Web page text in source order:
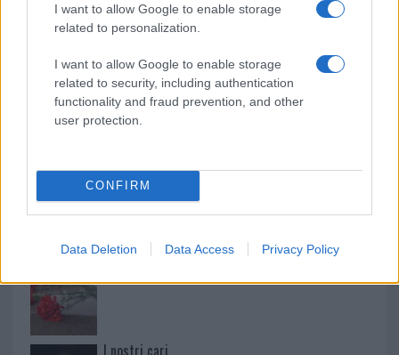
I want to allow Google to enable storage
related to personalization.
I want to allow Google to enable storage
related to security, including authentication
functionality and fraud prevention, and other
user protection.
CONFIRM
Data Deletion Data Access Privacy Policy
Martina Agostina Diturco
I nostri cari
I nostri cari